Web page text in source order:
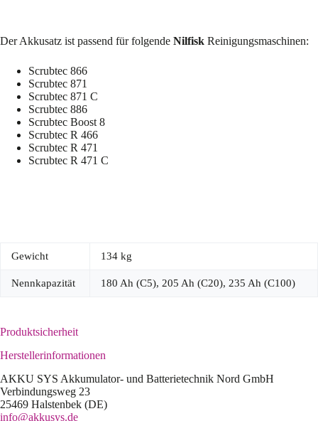
Der Akkusatz ist passend für folgende Nilfisk Reinigungsmaschinen:
Scrubtec 866
Scrubtec 871
Scrubtec 871 C
Scrubtec 886
Scrubtec Boost 8
Scrubtec R 466
Scrubtec R 471
Scrubtec R 471 C
Gewicht 134 kg
Nennkapazität 180 Ah (C5), 205 Ah (C20), 235 Ah (C100)
Produktsicherheit
Herstellerinformationen
AKKU SYS Akkumulator- und Batterietechnik Nord GmbH
Verbindungsweg 23
25469 Halstenbek (DE)
info@akkusys.de